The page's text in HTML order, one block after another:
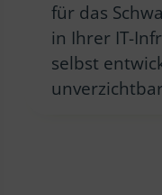
für das
in Ihrer IT-
selbst